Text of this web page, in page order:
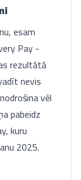
esam
Pay -
rezultātā
nevis
vēl
pabeidz
kuru
2025.